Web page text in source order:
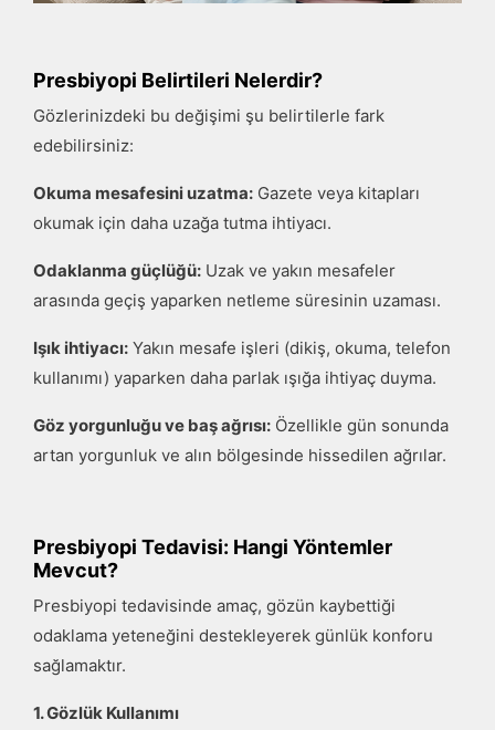
Presbiyopi Belirtileri Nelerdir?
Gözlerinizdeki bu değişimi şu belirtilerle fark
edebilirsiniz:
Okuma mesafesini uzatma: Gazete veya kitapları
okumak için daha uzağa tutma ihtiyacı.
Odaklanma güçlüğü: Uzak ve yakın mesafeler
arasında geçiş yaparken netleme süresinin uzaması.
Işık ihtiyacı: Yakın mesafe işleri (dikiş, okuma, telefon
kullanımı) yaparken daha parlak ışığa ihtiyaç duyma.
Göz yorgunluğu ve baş ağrısı: Özellikle gün sonunda
artan yorgunluk ve alın bölgesinde hissedilen ağrılar.
Presbiyopi Tedavisi: Hangi Yöntemler
Mevcut?
Presbiyopi tedavisinde amaç, gözün kaybettiği
odaklama yeteneğini destekleyerek günlük konforu
sağlamaktır.
1. Gözlük Kullanımı